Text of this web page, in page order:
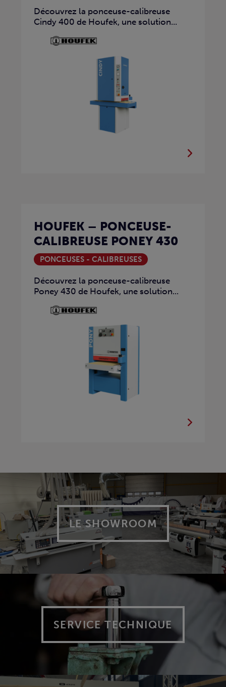
Découvrez la ponceuse-calibreuse
Cindy 400 de Houfek, une solution...
HOUFEK – PONCEUSE-
CALIBREUSE PONEY 430
PONCEUSES - CALIBREUSES
Découvrez la ponceuse-calibreuse
Poney 430 de Houfek, une solution...
LE SHOWROOM
SERVICE TECHNIQUE